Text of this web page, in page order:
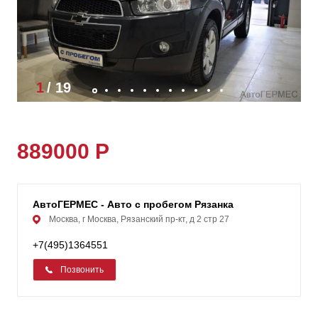
1/ 19
889000 Р
АвтоГЕРМЕС - Авто с пробегом Рязанка
Москва, г Москва, Рязанский пр-кт, д 2 стр 27
+7(495)1364551
Позвонить